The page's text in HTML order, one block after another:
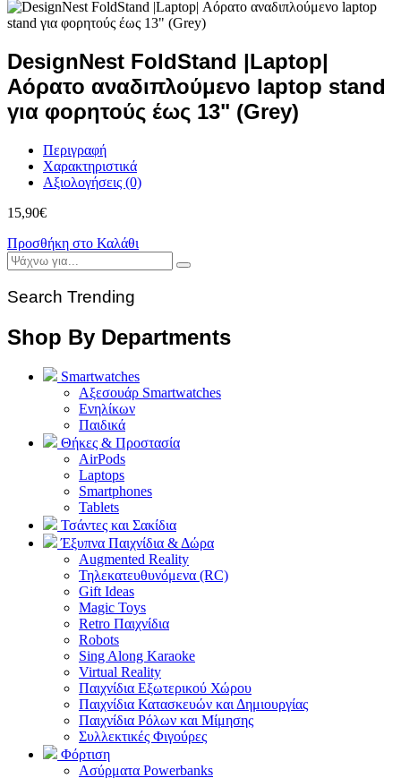
DesignNest FoldStand |Laptop|
Αόρατο αναδιπλούμενο laptop stand
για φορητούς έως 13" (Grey)
Περιγραφή
Χαρακτηριστικά
Αξιολογήσεις (0)
15,90€
Προσθήκη στο Καλάθι
Search Trending
Shop By Departments
Smartwatches
Αξεσουάρ Smartwatches
Ενηλίκων
Παιδικά
Θήκες & Προστασία
AirPods
Laptops
Smartphones
Tablets
Τσάντες και Σακίδια
Έξυπνα Παιχνίδια & Δώρα
Augmented Reality
Τηλεκατευθυνόμενα (RC)
Gift Ideas
Magic Toys
Retro Παιχνίδια
Robots
Sing Along Karaoke
Virtual Reality
Παιχνίδια Εξωτερικού Χώρου
Παιχνίδια Κατασκευών και Δημιουργίας
Παιχνίδια Ρόλων και Μίμησης
Συλλεκτικές Φιγούρες
Φόρτιση
Ασύρματα Powerbanks